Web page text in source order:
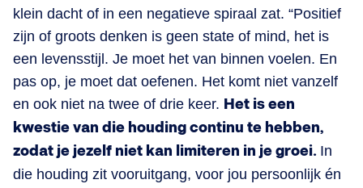
klein dacht of in een negatieve spiraal zat. “Positief
zijn of groots denken is geen state of mind, het is
een levensstijl. Je moet het van binnen voelen. En
pas op, je moet dat oefenen. Het komt niet vanzelf
en ook niet na twee of drie keer. Het is een
kwestie van die houding continu te hebben,
zodat je jezelf niet kan limiteren in je groei. In
die houding zit vooruitgang, voor jou persoonlijk én